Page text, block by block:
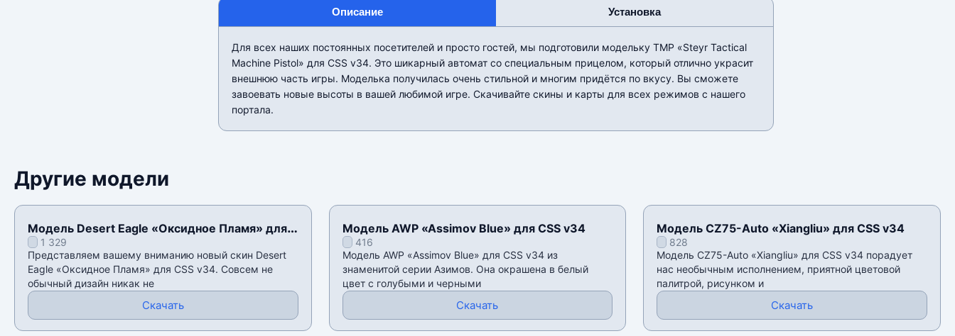
Описание Установка
Для всех наших постоянных посетителей и просто гостей, мы подготовили модельку TMP «Steyr Tactical
Machine Pistol» для CSS v34. Это шикарный автомат со специальным прицелом, который отлично украсит
внешнюю часть игры. Моделька получилась очень стильной и многим придётся по вкусу. Вы сможете
завоевать новые высоты в вашей любимой игре. Скачивайте скины и карты для всех режимов с нашего
портала.
Другие модели
Модель Desert Eagle «Оксидное Пламя» для
CSS v34
1 329
Представляем вашему вниманию новый скин Desert
Eagle «Оксидное Пламя» для CSS v34. Совсем не
обычный дизайн никак не
Скачать
Модель AWP «Assimov Blue» для CSS v34
416
Модель AWP «Assimov Blue» для CSS v34 из
знаменитой серии Азимов. Она окрашена в белый
цвет с голубыми и черными
Скачать
Модель CZ75-Auto «Xiangliu» для CSS v34
828
Модель CZ75-Auto «Xiangliu» для CSS v34 порадует
нас необычным исполнением, приятной цветовой
палитрой, рисунком и
Скачать